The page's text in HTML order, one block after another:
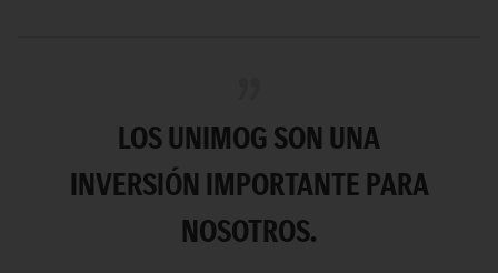
LOS UNIMOG SON UNA
INVERSIÓN IMPORTANTE PARA
NOSOTROS.